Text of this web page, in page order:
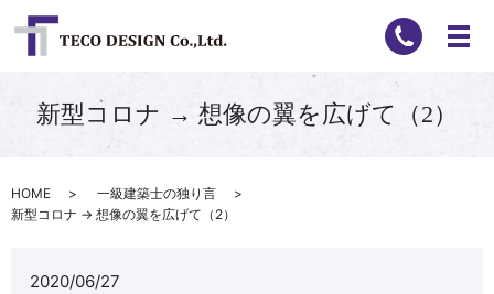
新型コロナ → 想像の翼を広げて（2）
HOME
一級建築士の独り言
新型コロナ → 想像の翼を広げて（2）
2020/06/27